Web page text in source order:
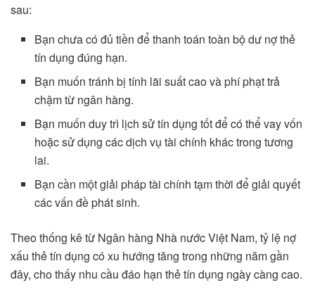
sau:
Bạn chưa có đủ tiền để thanh toán toàn bộ dư nợ thẻ
tín dụng đúng hạn.
Bạn muốn tránh bị tính lãi suất cao và phí phạt trả
chậm từ ngân hàng.
Bạn muốn duy trì lịch sử tín dụng tốt để có thể vay vốn
hoặc sử dụng các dịch vụ tài chính khác trong tương
lai.
Bạn cần một giải pháp tài chính tạm thời để giải quyết
các vấn đề phát sinh.
Theo thống kê từ Ngân hàng Nhà nước Việt Nam, tỷ lệ nợ
xấu thẻ tín dụng có xu hướng tăng trong những năm gần
đây, cho thấy nhu cầu đáo hạn thẻ tín dụng ngày càng cao.